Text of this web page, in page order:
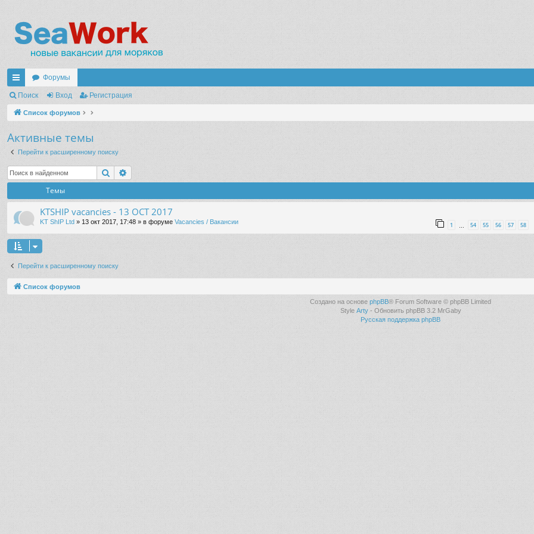
с
ы
и
Форумы
Поиск Вход Регистрация
Список форумов
Активные темы
Перейти к расширенному поиску
Поиск
Темы
KTSHIP vacancies - 13 OCT 2017
KT ShIP Ltd » 13 окт 2017, 17:48 » в форуме Vacancies / Вакансии 1 54 55 56 57 58
Перейти к расширенному поиску
Список форумов
Создано на основе phpBB® Forum Software © phpBB Limited
Style Arty- Обновить phpBB 3.2 MrGaby
Русская поддержка phpBB